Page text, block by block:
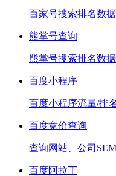
百家号搜索排名数
熊掌号查询
熊掌号搜索排名数
百度小程序
百度小程序流量/排
百度竞价查询
查询网站、公司
百度阿拉丁